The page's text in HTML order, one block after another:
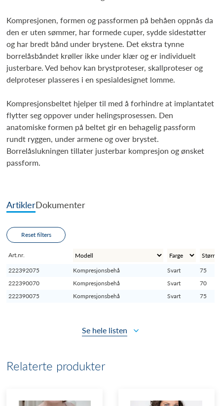
Kompresjonen, formen og passformen på behåen oppnås da
den er uten sømmer, har formede cuper, sydde sidestøtter
og har bredt bånd under brystene. Det ekstra tynne
borrelåsbåndet krøller ikke under klær og er individuelt
justerbare. Ved behov kan brystproteser, skallproteser og
delproteser plasseres i en spesialdesignet lomme.
Kompresjonsbeltet hjelper til med å forhindre at implantatet
flytter seg oppover under helingsprosessen. Den
anatomiske formen på beltet gir en behagelig passform
rundt ryggen, under armene og over brystet.
Borrelåslukningen tillater justerbar kompresjon og ønsket
passform.
ArtiklerDokumenter
Reset filters
Art.nr.
222392075
Kompresjonsbehå Svart
75
222390070
Kompresjonsbehå Svart
70
222390075
Kompresjonsbehå Svart 75
Se hele listen
Relaterte produkter